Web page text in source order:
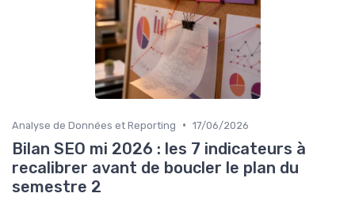
Analyse de Données et Reporting • 17/06/2026
Bilan SEO mi 2026 : les 7 indicateurs à
recalibrer avant de boucler le plan du
semestre 2